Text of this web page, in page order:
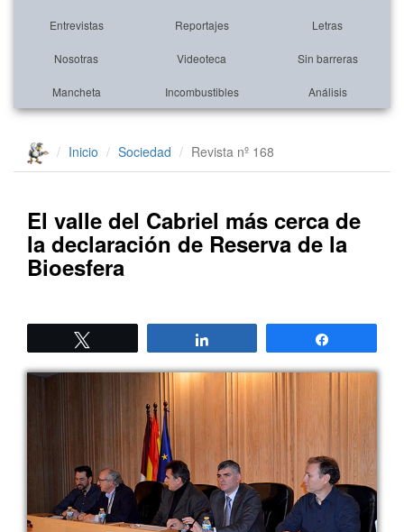
Entrevistas Reportajes Letras
Nosotras Videoteca Sin barreras
Mancheta Incombustibles Análisis
Inicio Sociedad Revista nº 168
El valle del Cabriel más cerca de
la declaración de Reserva de la
Bioesfera